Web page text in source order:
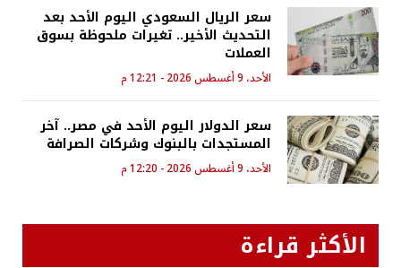
سعر الريال السعودي اليوم الأحد بعد
التحديث الأخير.. تغيرات ملحوظة بسوق
العملات
الأحد، 9 أغسطس 2026 - 12:21 م
سعر الدولار اليوم الأحد في مصر.. آخر
المستجدات بالبنوك وشركات الصرافة
الأحد، 9 أغسطس 2026 - 12:20 م
الأكثر قراءة